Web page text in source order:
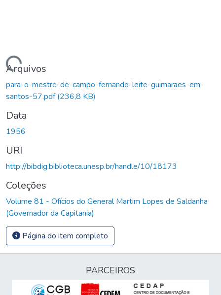
Carregando...
Arquivos
para-o-mestre-de-campo-fernando-leite-guimaraes-em-
santos-57.pdf(236,8 KB)
Data
1956
URI
http://bibdig.biblioteca.unesp.br/handle/10/18173
Coleções
Volume 81 - Ofícios do General Martim Lopes de Saldanha
(Governador da Capitania)
Página do item completo
PARCEIROS